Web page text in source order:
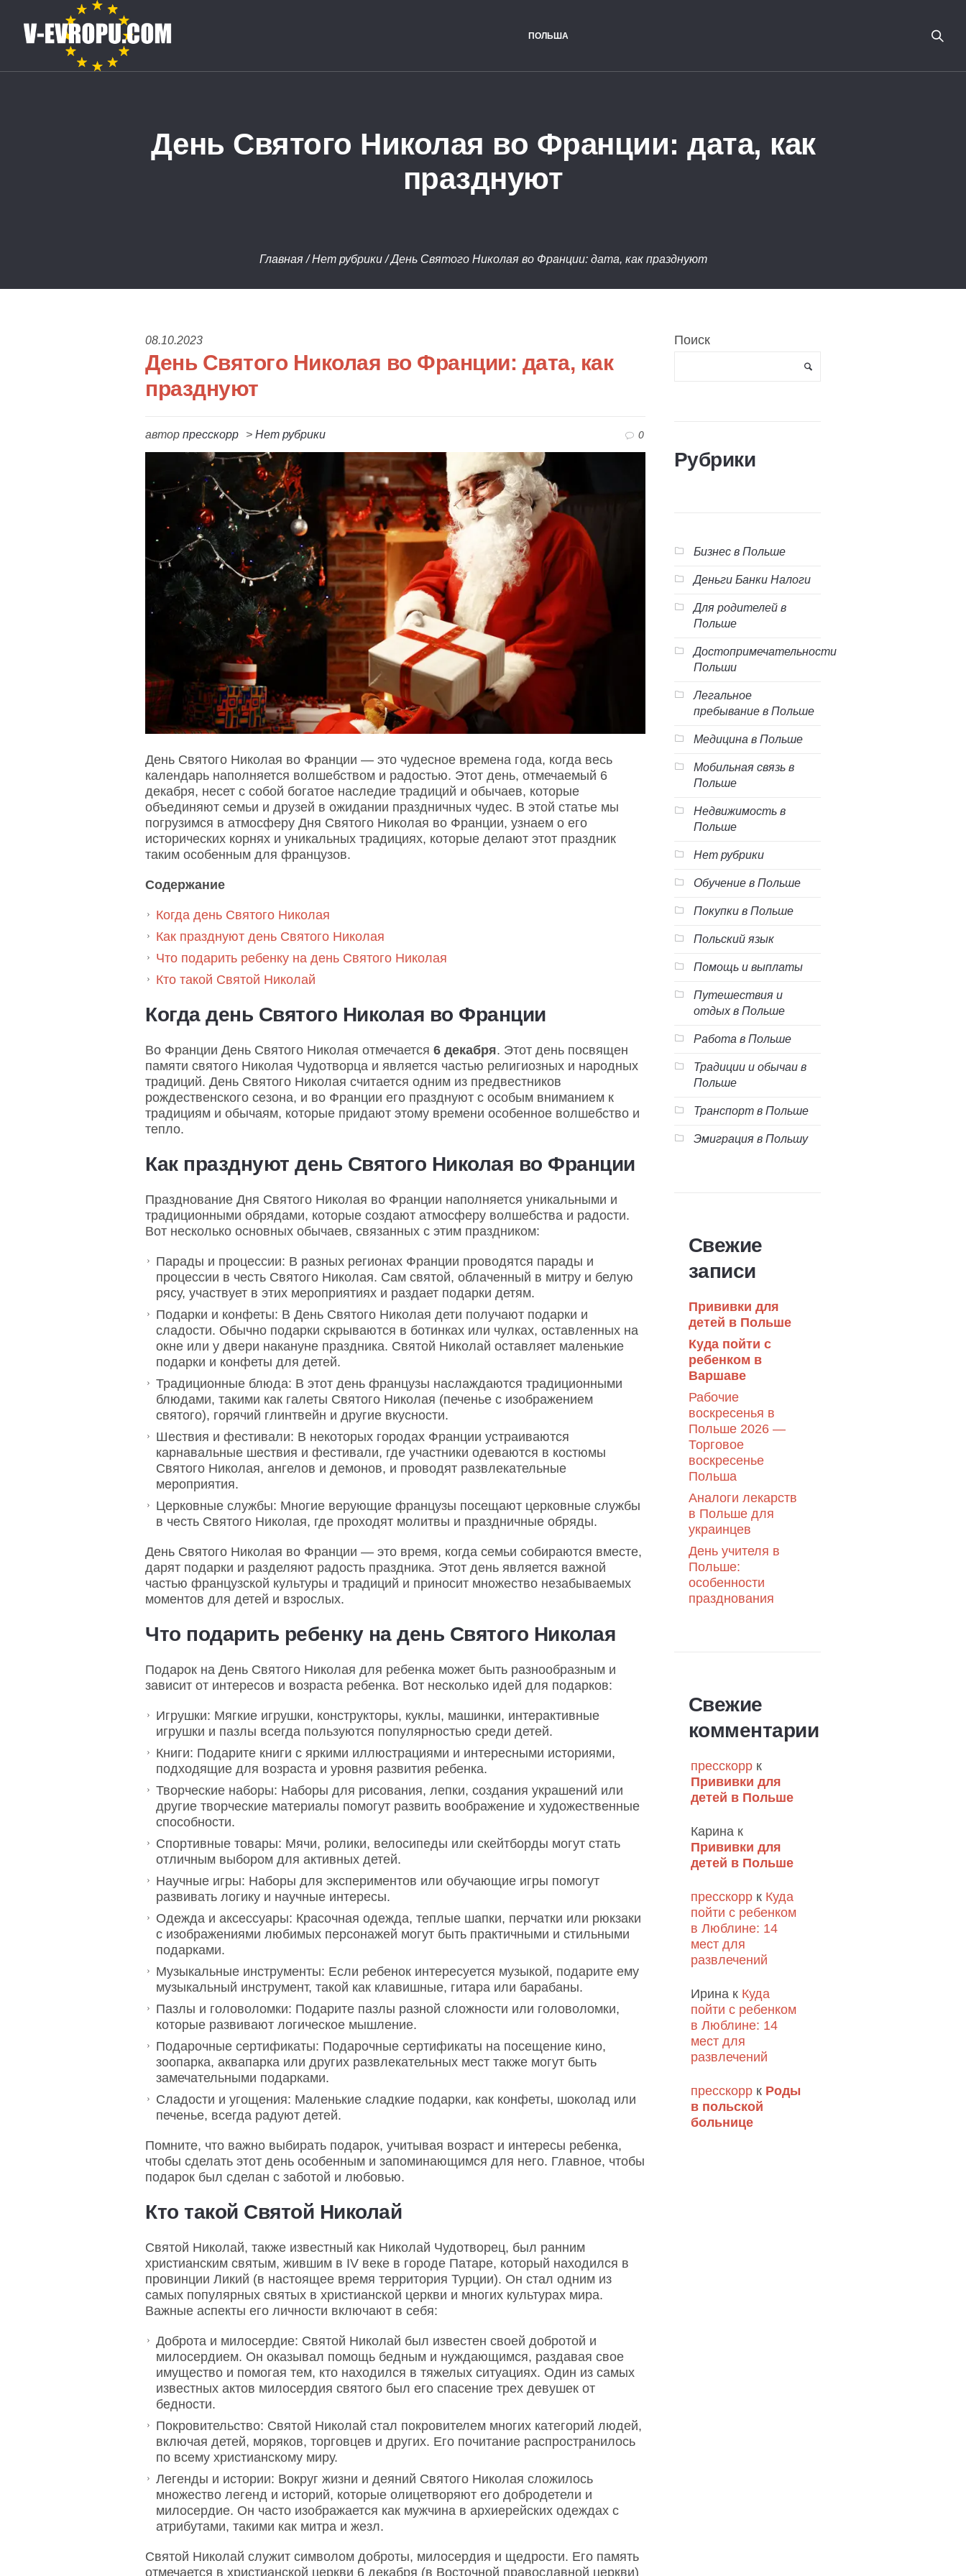
ПОЛЬША
День Святого Николая во Франции: дата, как
празднуют
Главная /Нет рубрики /День Святого Николая во Франции: дата, как празднуют
08.10.2023
День Святого Николая во Франции: дата, как
празднуют
автор пресскорр > Нет рубрики 0
День Святого Николая во Франции — это чудесное времена года, когда весь
календарь наполняется волшебством и радостью. Этот день, отмечаемый 6
декабря, несет с собой богатое наследие традиций и обычаев, которые
объединяют семьи и друзей в ожидании праздничных чудес. В этой статье мы
погрузимся в атмосферу Дня Святого Николая во Франции, узнаем о его
исторических корнях и уникальных традициях, которые делают этот праздник
таким особенным для французов.
Содержание
Когда день Святого Николая
Как празднуют день Святого Николая
Что подарить ребенку на день Святого Николая
Кто такой Святой Николай
Когда день Святого Николая во Франции
Во Франции День Святого Николая отмечается 6 декабря. Этот день посвящен
памяти святого Николая Чудотворца и является частью религиозных и народных
традиций. День Святого Николая считается одним из предвестников
рождественского сезона, и во Франции его празднуют с особым вниманием к
традициям и обычаям, которые придают этому времени особенное волшебство и
тепло.
Как празднуют день Святого Николая во Франции
Празднование Дня Святого Николая во Франции наполняется уникальными и
традиционными обрядами, которые создают атмосферу волшебства и радости.
Вот несколько основных обычаев, связанных с этим праздником:
Парады и процессии: В разных регионах Франции проводятся парады и
процессии в честь Святого Николая. Сам святой, облаченный в митру и белую
рясу, участвует в этих мероприятиях и раздает подарки детям.
Подарки и конфеты: В День Святого Николая дети получают подарки и
сладости. Обычно подарки скрываются в ботинках или чулках, оставленных на
окне или у двери накануне праздника. Святой Николай оставляет маленькие
подарки и конфеты для детей.
Традиционные блюда: В этот день французы наслаждаются традиционными
блюдами, такими как галеты Святого Николая (печенье с изображением
святого), горячий глинтвейн и другие вкусности.
Шествия и фестивали: В некоторых городах Франции устраиваются
карнавальные шествия и фестивали, где участники одеваются в костюмы
Святого Николая, ангелов и демонов, и проводят развлекательные
мероприятия.
Церковные службы: Многие верующие французы посещают церковные службы
в честь Святого Николая, где проходят молитвы и праздничные обряды.
День Святого Николая во Франции — это время, когда семьи собираются вместе,
дарят подарки и разделяют радость праздника. Этот день является важной
частью французской культуры и традиций и приносит множество незабываемых
моментов для детей и взрослых.
Что подарить ребенку на день Святого Николая
Подарок на День Святого Николая для ребенка может быть разнообразным и
зависит от интересов и возраста ребенка. Вот несколько идей для подарков:
Игрушки: Мягкие игрушки, конструкторы, куклы, машинки, интерактивные
игрушки и пазлы всегда пользуются популярностью среди детей.
Книги: Подарите книги с яркими иллюстрациями и интересными историями,
подходящие для возраста и уровня развития ребенка.
Творческие наборы: Наборы для рисования, лепки, создания украшений или
другие творческие материалы помогут развить воображение и художественные
способности.
Спортивные товары: Мячи, ролики, велосипеды или скейтборды могут стать
отличным выбором для активных детей.
Научные игры: Наборы для экспериментов или обучающие игры помогут
развивать логику и научные интересы.
Одежда и аксессуары: Красочная одежда, теплые шапки, перчатки или рюкзаки
с изображениями любимых персонажей могут быть практичными и стильными
подарками.
Музыкальные инструменты: Если ребенок интересуется музыкой, подарите ему
музыкальный инструмент, такой как клавишные, гитара или барабаны.
Пазлы и головоломки: Подарите пазлы разной сложности или головоломки,
которые развивают логическое мышление.
Подарочные сертификаты: Подарочные сертификаты на посещение кино,
зоопарка, аквапарка или других развлекательных мест также могут быть
замечательными подарками.
Сладости и угощения: Маленькие сладкие подарки, как конфеты, шоколад или
печенье, всегда радуют детей.
Помните, что важно выбирать подарок, учитывая возраст и интересы ребенка,
чтобы сделать этот день особенным и запоминающимся для него. Главное, чтобы
подарок был сделан с заботой и любовью.
Кто такой Святой Николай
Святой Николай, также известный как Николай Чудотворец, был ранним
христианским святым, жившим в IV веке в городе Патаре, который находился в
провинции Ликий (в настоящее время территория Турции). Он стал одним из
самых популярных святых в христианской церкви и многих культурах мира.
Важные аспекты его личности включают в себя:
Доброта и милосердие: Святой Николай был известен своей добротой и
милосердием. Он оказывал помощь бедным и нуждающимся, раздавая свое
имущество и помогая тем, кто находился в тяжелых ситуациях. Один из самых
известных актов милосердия святого был его спасение трех девушек от
бедности.
Покровительство: Святой Николай стал покровителем многих категорий людей,
включая детей, моряков, торговцев и других. Его почитание распространилось
по всему христианскому миру.
Легенды и истории: Вокруг жизни и деяний Святого Николая сложилось
множество легенд и историй, которые олицетворяют его добродетели и
милосердие. Он часто изображается как мужчина в архиерейских одеждах с
атрибутами, такими как митра и жезл.
Святой Николай служит символом доброты, милосердия и щедрости. Его память
отмечается в христианской церкви 6 декабря (в Восточной православной церкви)
Поиск
Рубрики
Бизнес в Польше
Деньги Банки Налоги
Для родителей в
Польше
Достопримечательности
Польши
Легальное
пребывание в Польше
Медицина в Польше
Мобильная связь в
Польше
Недвижимость в
Польше
Нет рубрики
Обучение в Польше
Покупки в Польше
Польский язык
Помощь и выплаты
Путешествия и
отдых в Польше
Работа в Польше
Традиции и обычаи в
Польше
Транспорт в Польше
Эмиграция в Польшу
Свежие
записи
Прививки для
детей в Польше
Куда пойти с
ребенком в
Варшаве
Рабочие
воскресенья в
Польше 2026 —
Торговое
воскресенье
Польша
Аналоги лекарств
в Польше для
украинцев
День учителя в
Польше:
особенности
празднования
Свежие
комментарии
пресскоррк
Прививки для
детей в Польше
Каринак
Прививки для
детей в Польше
пресскоррк Куда
пойти с ребенком
в Люблине: 14
мест для
развлечений
Иринак Куда
пойти с ребенком
в Люблине: 14
мест для
развлечений
пресскоррк Роды
в польской
больнице